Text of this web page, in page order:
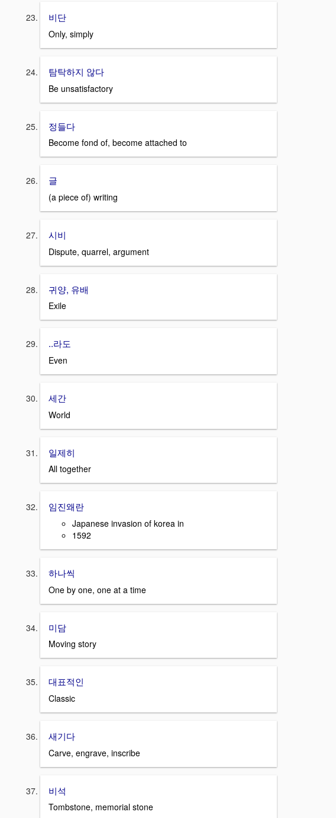
비단
Only, simply
탐탁하지 않다
Be unsatisfactory
정들다
Become fond of, become attached to
글
(a piece of) writing
시비
Dispute, quarrel, argument
귀양, 유배
Exile
..라도
Even
세간
World
일제히
All together
임진왜란
Japanese invasion of korea in
1592
하나씩
One by one, one at a time
미담
Moving story
대표적인
Classic
새기다
Carve, engrave, inscribe
비석
Tombstone, memorial stone